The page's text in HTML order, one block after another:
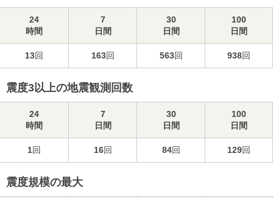
24
時間
7
日間
30
日間
100
日間
13回 163回 563回 938回
震度3以上の地震観測回数
24
時間
7
日間
30
日間
100
日間
1回 16回 84回 129回
震度規模の最大